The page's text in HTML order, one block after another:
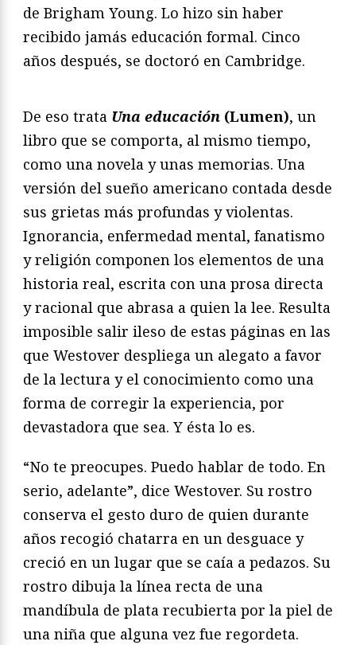
de Brigham Young. Lo hizo sin haber
recibido jamás educación formal. Cinco
años después, se doctoró en Cambridge.
De eso trata Una educación (Lumen), un
libro que se comporta, al mismo tiempo,
como una novela y unas memorias. Una
versión del sueño americano contada desde
sus grietas más profundas y violentas.
Ignorancia, enfermedad mental, fanatismo
y religión componen los elementos de una
historia real, escrita con una prosa directa
y racional que abrasa a quien la lee. Resulta
imposible salir ileso de estas páginas en las
que Westover despliega un alegato a favor
de la lectura y el conocimiento como una
forma de corregir la experiencia, por
devastadora que sea. Y ésta lo es.
“No te preocupes. Puedo hablar de todo. En
serio, adelante”, dice Westover. Su rostro
conserva el gesto duro de quien durante
años recogió chatarra en un desguace y
creció en un lugar que se caía a pedazos. Su
rostro dibuja la línea recta de una
mandíbula de plata recubierta por la piel de
una niña que alguna vez fue regordeta.